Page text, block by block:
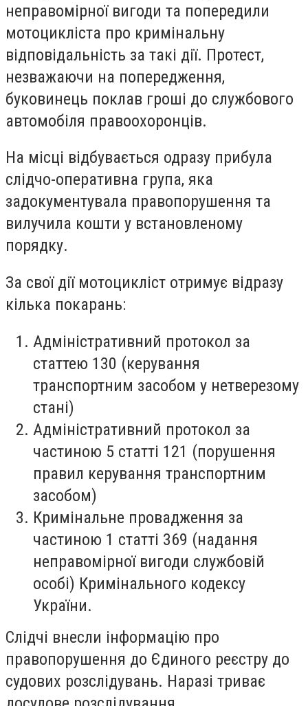
неправомірної вигоди та попередили
мотоцикліста про кримінальну
відповідальність за такі дії. Протест,
незважаючи на попередження,
буковинець поклав гроші до службового
автомобіля правоохоронців.
На місці відбувається одразу прибула
слідчо-оперативна група, яка
задокументувала правопорушення та
вилучила кошти у встановленому
порядку.
За свої дії мотоцикліст отримує відразу
кілька покарань:
Адміністративний протокол за
статтею 130 (керування
транспортним засобом у нетверезому
стані)
Адміністративний протокол за
частиною 5 статті 121 (порушення
правил керування транспортним
засобом)
Кримінальне провадження за
частиною 1 статті 369 (надання
неправомірної вигоди службовій
особі) Кримінального кодексу
України.
Слідчі внесли інформацію про
правопорушення до Єдиного реєстру до
судових розслідувань. Наразі триває